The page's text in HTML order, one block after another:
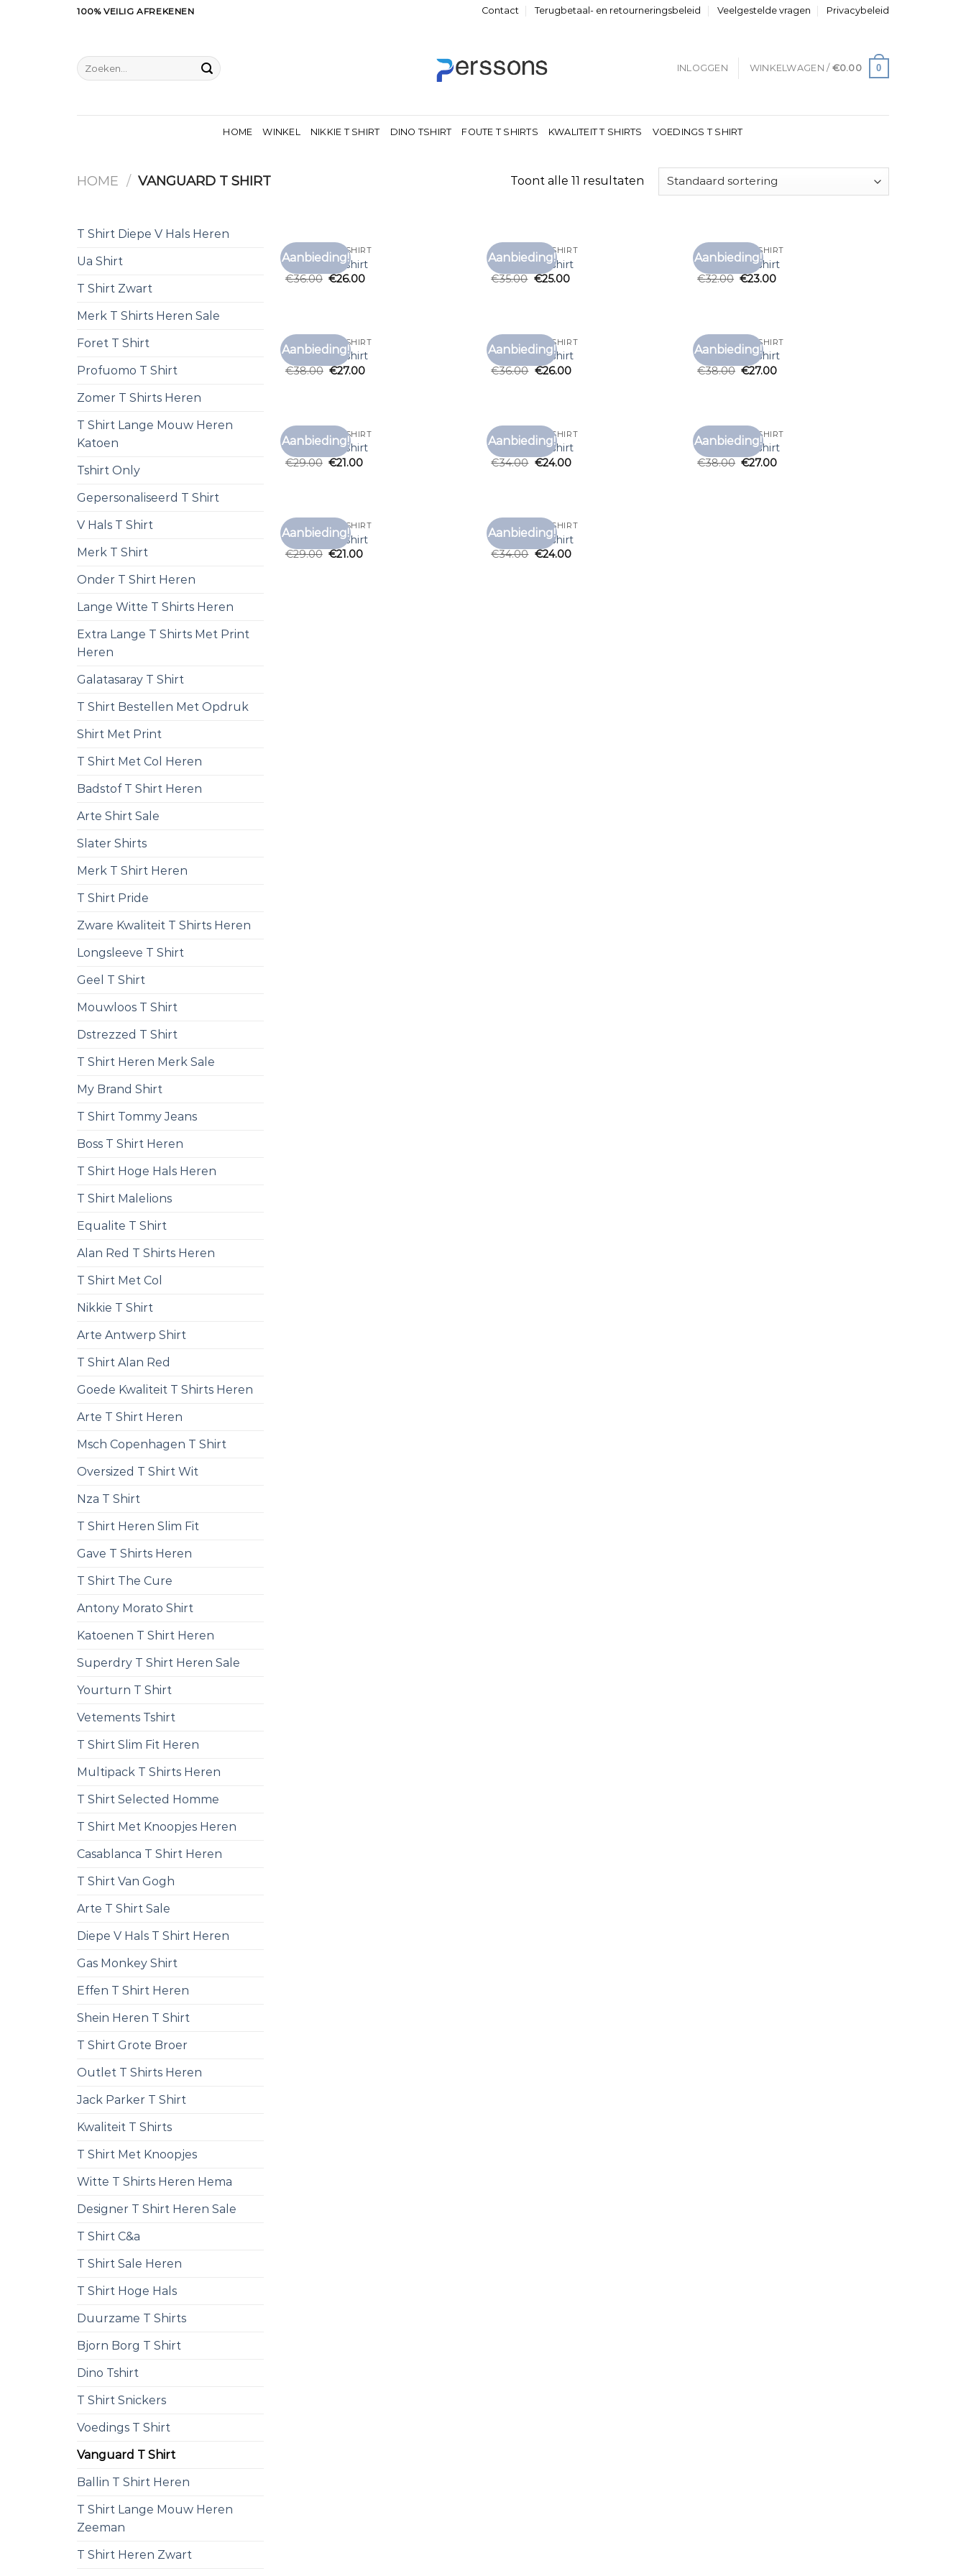
100% VEILIG AFREKENEN Contact Terugbetaal- en retourneringsbeleid Veelgestelde vragen Privacybeleid
Zoeken
naar:
INLOGGEN WINKELWAGEN / €0.00 0
HOME WINKEL NIKKIE T SHIRT DINO TSHIRT FOUTE T SHIRTS KWALITEIT T SHIRTS VOEDINGS T SHIRT
HOME / VANGUARD T SHIRT Toont alle 11 resultaten
T Shirt Diepe V Hals Heren
Ua Shirt
T Shirt Zwart
Merk T Shirts Heren Sale
Foret T Shirt
Profuomo T Shirt
Zomer T Shirts Heren
T Shirt Lange Mouw Heren
Katoen
Tshirt Only
Gepersonaliseerd T Shirt
V Hals T Shirt
Merk T Shirt
Onder T Shirt Heren
Lange Witte T Shirts Heren
Extra Lange T Shirts Met Print
Heren
Galatasaray T Shirt
T Shirt Bestellen Met Opdruk
Shirt Met Print
T Shirt Met Col Heren
Badstof T Shirt Heren
Arte Shirt Sale
Slater Shirts
Merk T Shirt Heren
T Shirt Pride
Zware Kwaliteit T Shirts Heren
Longsleeve T Shirt
Geel T Shirt
Mouwloos T Shirt
Dstrezzed T Shirt
T Shirt Heren Merk Sale
My Brand Shirt
T Shirt Tommy Jeans
Boss T Shirt Heren
T Shirt Hoge Hals Heren
T Shirt Malelions
Equalite T Shirt
Alan Red T Shirts Heren
T Shirt Met Col
Nikkie T Shirt
Arte Antwerp Shirt
T Shirt Alan Red
Goede Kwaliteit T Shirts Heren
Arte T Shirt Heren
Msch Copenhagen T Shirt
Oversized T Shirt Wit
Nza T Shirt
T Shirt Heren Slim Fit
Gave T Shirts Heren
T Shirt The Cure
Antony Morato Shirt
Katoenen T Shirt Heren
Superdry T Shirt Heren Sale
Yourturn T Shirt
Vetements Tshirt
T Shirt Slim Fit Heren
Multipack T Shirts Heren
T Shirt Selected Homme
T Shirt Met Knoopjes Heren
Casablanca T Shirt Heren
T Shirt Van Gogh
Arte T Shirt Sale
Diepe V Hals T Shirt Heren
Gas Monkey Shirt
Effen T Shirt Heren
Shein Heren T Shirt
T Shirt Grote Broer
Outlet T Shirts Heren
Jack Parker T Shirt
Kwaliteit T Shirts
T Shirt Met Knoopjes
Witte T Shirts Heren Hema
Designer T Shirt Heren Sale
T Shirt C&a
T Shirt Sale Heren
T Shirt Hoge Hals
Duurzame T Shirts
Bjorn Borg T Shirt
Dino Tshirt
T Shirt Snickers
Voedings T Shirt
Vanguard T Shirt
Ballin T Shirt Heren
T Shirt Lange Mouw Heren
Zeeman
T Shirt Heren Zwart
Aanbieding!
VANGUARD T SHIRT
vanguard t shirt
€36.00 €26.00
Aanbieding!
VANGUARD T SHIRT
vanguard t shirt
€35.00 €25.00
Aanbieding!
VANGUARD T SHIRT
vanguard t shirt
€32.00 €23.00
Aanbieding!
VANGUARD T SHIRT
vanguard t shirt
€38.00 €27.00
Aanbieding!
VANGUARD T SHIRT
vanguard t shirt
€36.00 €26.00
Aanbieding!
VANGUARD T SHIRT
vanguard t shirt
€38.00 €27.00
Aanbieding!
VANGUARD T SHIRT
vanguard t shirt
€29.00 €21.00
Aanbieding!
VANGUARD T SHIRT
vanguard t shirt
€34.00 €24.00
Aanbieding!
VANGUARD T SHIRT
vanguard t shirt
€38.00 €27.00
Aanbieding!
VANGUARD T SHIRT
vanguard t shirt
€29.00 €21.00
Aanbieding!
VANGUARD T SHIRT
vanguard t shirt
€34.00 €24.00